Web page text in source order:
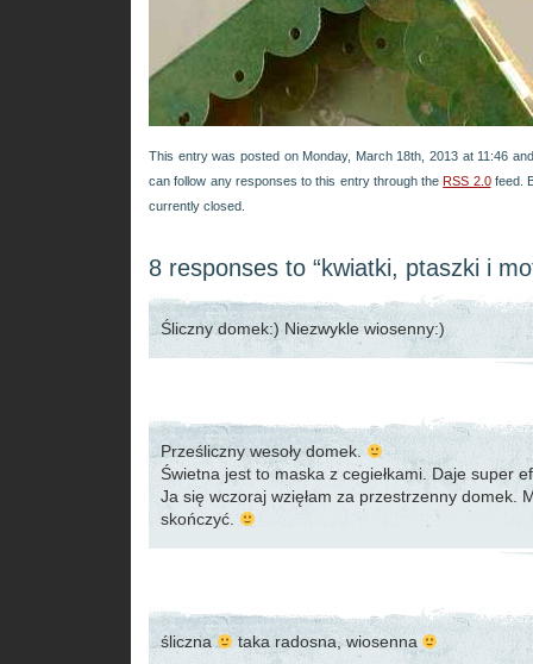
This entry was posted on Monday, March 18th, 2013 at 11:46
can follow any responses to this entry through the RSS 2.0feed.
currently closed.
8 responses to “kwiatki, ptaszki i
Śliczny domek:) Niezwykle wiosenny:)
Prześliczny wesoły domek.
Świetna jest to maska z cegiełkami. Daje super
Ja się wczoraj wzięłam za przestrzenny domek.
skończyć.
śliczna taka radosna, wiosenna